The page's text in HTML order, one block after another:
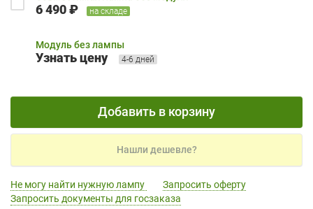
6 490 ₽ на складе
Модуль без лампы
Узнать цену 4-6 дней
Добавить в корзину
Нашли дешевле?
Не могу найти нужную лампу
Запросить оферту
Запросить документы для госзаказа